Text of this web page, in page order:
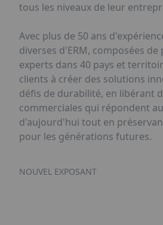
tous les niveaux de leur
Avec plus de 50 ans
diverses d'ERM, composées de
experts dans 40 pays et
clients à créer des solutions
défis de durabilité, en libérant
commerciales qui répondent
d'aujourd'hui tout en
pour les générations futures.
NOUVEL EXPOSANT